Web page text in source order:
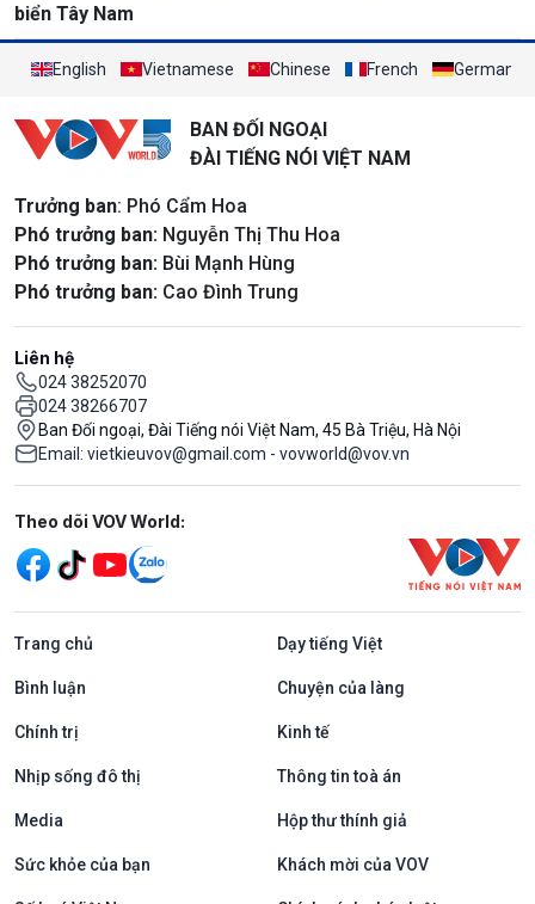
biển Tây Nam
English Vietnamese Chinese French German
BAN ĐỐI NGOẠI
ĐÀI TIẾNG NÓI VIỆT NAM
Trưởng ban: Phó Cẩm Hoa
Phó trưởng ban: Nguyễn Thị Thu Hoa
Phó trưởng ban: Bùi Mạnh Hùng
Phó trưởng ban: Cao Đình Trung
Liên hệ
024 38252070
024 38266707
Ban Đối ngoại, Đài Tiếng nói Việt Nam, 45 Bà Triệu, Hà Nội
Email: vietkieuvov@gmail.com - vovworld@vov.vn
Mạng xã hội
Theo dõi VOV World:
Trang chủ Dạy tiếng Việt
Bình luận Chuyện của làng
Chính trị Kinh tế
Nhịp sống đô thị Thông tin toà án
Media Hộp thư thính giả
Sức khỏe của bạn Khách mời của VOV